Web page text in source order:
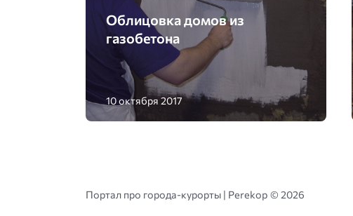
Облицовка домов из
газобетона
10 октября 2017
Портал про города-курорты | Perekop © 2026